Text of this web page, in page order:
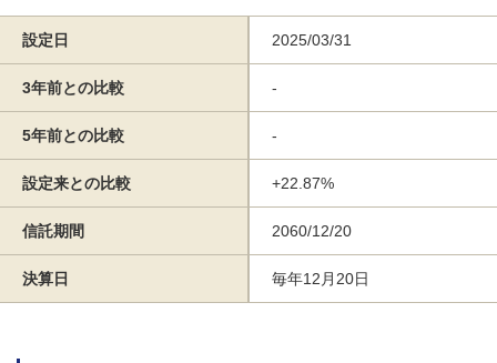
設定日 2025/03/31
3年前との比較 -
5年前との比較 -
設定来との比較 +22.87%
信託期間 2060/12/20
決算日 毎年12月20日